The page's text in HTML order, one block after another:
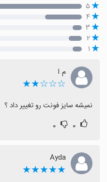
۵
۴
۳
۲
۱
م ا
☆☆☆★★
نمیشه سایز فونت رو تغییر داد ؟
۰ ۰
Ayda
★★★★★